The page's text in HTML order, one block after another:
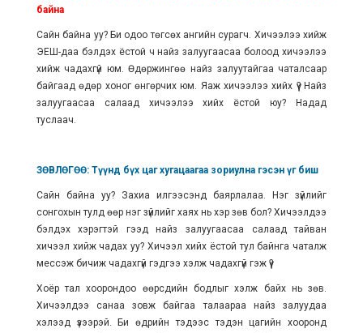
байна
Сайн байна уу? Би одоо төгсөх ангийн сурагч. Хичээлээ хийж
ЭЕШ-даа бэлдэх ёстой ч найз залуугаасаа болоод хичээлээ
хийж чадахгүй юм. Өдөржингөө найз залуутайгаа чаталсаар
байгаад өдөр хоног өнгөрчих юм. Яаж хичээлээ хийх үү? Найз
залуугаасаа салаад хичээлээ хийх ёстой юу? Надад
туслаач.
ЗӨВЛӨГӨӨ: Түүнд бүх цаг хугацаагаа зориулна гэсэн үг биш
Сайн байна уу? Захиа илгээсэнд баярлалаа. Нэг зүйлийг
сонгохын тулд өөр нэг зүйлийг хаях нь хэр зөв бол? Хичээлдээ
бэлдэх хэрэгтэй гээд найз залуугаасаа салаад тайван
хичээл хийж чадах уу? Хичээл хийх ёстой тул байнга чаталж
мессэж бичиж чадахгүй гэдгээ хэлж чадахгүй гэж үү?
Хоёр тал хоорондоо өөрсдийн бодлыг хэлж байх нь зөв.
Хичээлдээ санаа зовж байгаа талаараа найз залуудаа
хэлээд үзээрэй. Би өдрийн тэдээс тэдэн цагийн хооронд